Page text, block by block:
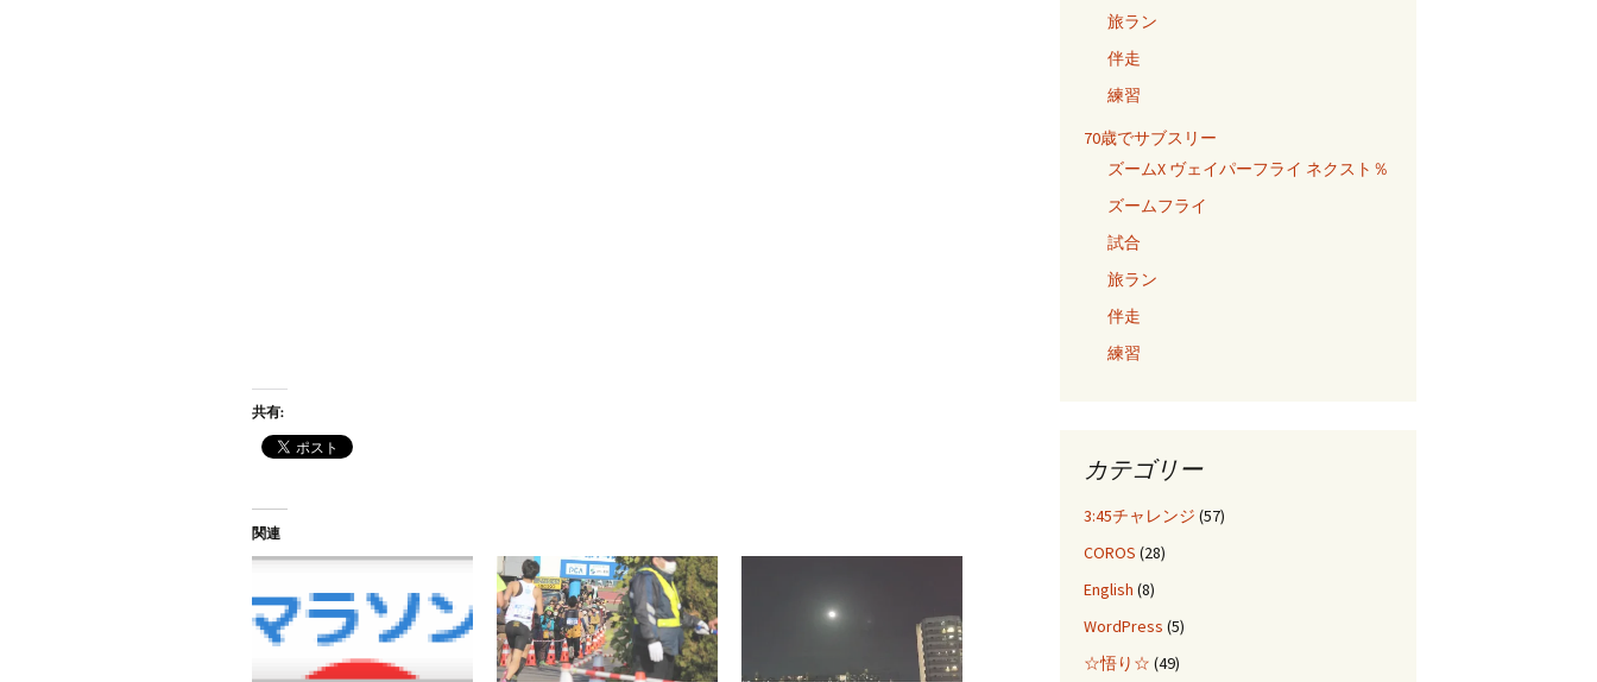
共有:
関連
旅ラン
伴走
練習
70歳でサブスリー
ズームX ヴェイパーフライ ネクスト％
ズームフライ
試合
旅ラン
伴走
練習
カテゴリー
3:45チャレンジ (57)
COROS (28)
English (8)
WordPress (5)
☆悟り☆ (49)